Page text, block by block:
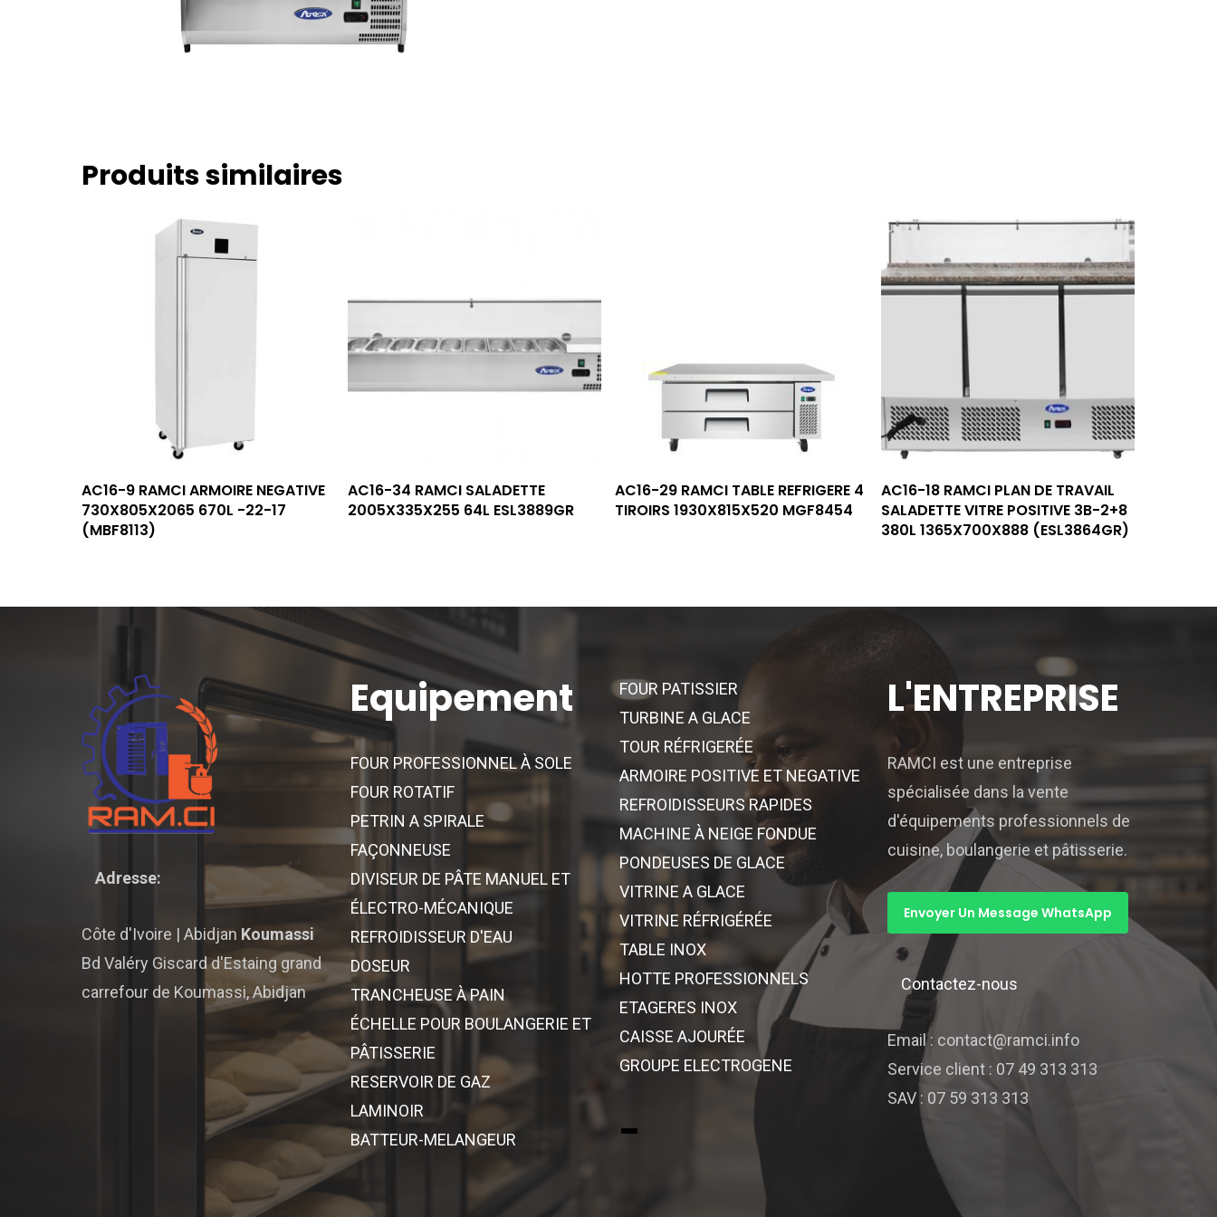
Produits similaires
Lire La Suite
AC16-9 RAMCI ARMOIRE NEGATIVE
730X805X2065 670L -22-17
(MBF8113)
Lire La Suite
AC16-34 RAMCI SALADETTE
2005X335X255 64L ESL3889GR
Lire La Suite
AC16-29 RAMCI TABLE REFRIGERE 4
TIROIRS 1930X815X520 MGF8454
Lire La Suite
AC16-18 RAMCI PLAN DE TRAVAIL
SALADETTE VITRE POSITIVE 3B-2+8
380L 1365X700X888 (ESL3864GR)
Adresse:
Côte d'Ivoire | Abidjan Koumassi
Bd Valéry Giscard d'Estaing grand
carrefour de Koumassi, Abidjan
Equipement
FOUR PROFESSIONNEL À SOLE
FOUR ROTATIF
PETRIN A SPIRALE
FAÇONNEUSE
DIVISEUR DE PÂTE MANUEL ET
ÉLECTRO-MÉCANIQUE
REFROIDISSEUR D'EAU
DOSEUR
TRANCHEUSE À PAIN
ÉCHELLE POUR BOULANGERIE ET
PÂTISSERIE
RESERVOIR DE GAZ
LAMINOIR
BATTEUR-MELANGEUR
FOUR PATISSIER
TURBINE A GLACE
TOUR RÉFRIGERÉE
ARMOIRE POSITIVE ET NEGATIVE
REFROIDISSEURS RAPIDES
MACHINE À NEIGE FONDUE
PONDEUSES DE GLACE
VITRINE A GLACE
VITRINE RÉFRIGÉRÉE
TABLE INOX
HOTTE PROFESSIONNELS
ETAGERES INOX
CAISSE AJOURÉE
GROUPE ELECTROGENE
-
L'ENTREPRISE
RAMCI est une entreprise
spécialisée dans la vente
d'équipements professionnels de
cuisine, boulangerie et pâtisserie.
Envoyer Un Message WhatsApp
Contactez-nous
Email : contact@ramci.info
Service client : 07 49 313 313
SAV : 07 59 313 313